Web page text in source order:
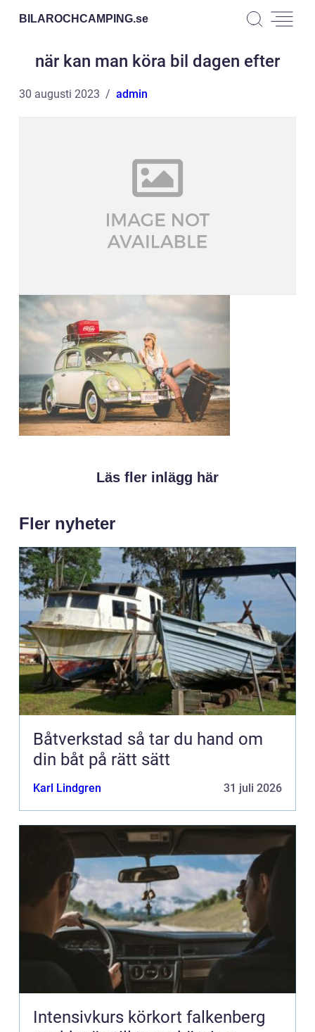
BILAROCHCAMPING.se
när kan man köra bil dagen efter
30 augusti 2023 admin
Läs fler inlägg här
Fler nyheter
Båtverkstad så tar du hand om
din båt på rätt sätt
Karl Lindgren 31 juli 2026
Intensivkurs körkort falkenberg